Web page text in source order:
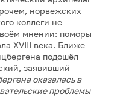
норвежских
коллеги не
мнении: поморы
XVIII века. Ближе
подошёл
заявивший
оказалась в
проблемы